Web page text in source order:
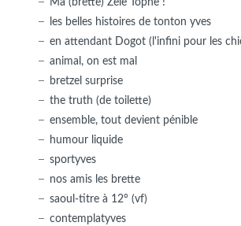
les belles histoires de tonton yves
en attendant Dogot (l'infini pour les
animal, on est mal
bretzel surprise
the truth (de toilette)
ensemble, tout devient pénible
humour liquide
sportyves
nos amis les brette
saoul-titre à 12° (vf)
contemplatyves